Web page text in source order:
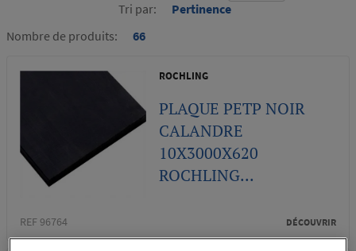
Nombre de produits: 66
Tri par:
Pertinence
ROCHLING
PLAQUE PETP NOIR
CALANDRE
10X3000X620
ROCHLING...
REF 96764 DÉCOUVRIR